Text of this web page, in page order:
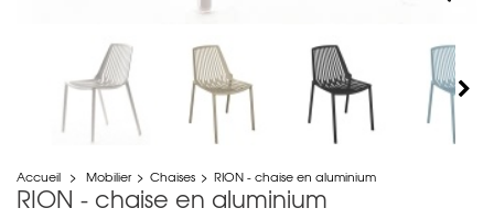
Accueil > Mobilier > Chaises > RION - chaise en aluminium
RION - chaise en aluminium